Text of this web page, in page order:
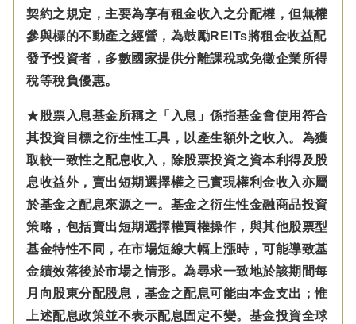
契約之規定，主要為享有租金收入之分配權，但無權
參與標的不動產之經營，為鼓勵REITs將租金收益配
發予投資者，多數國家提供分離課稅或免徵企業所得
稅等稅負優惠。
★股票入息基金所稱之「入息」係指基金會使用符合
其投資目標之衍生性工具，以產生額外之收入。為獲
取較一致性之配息收入，除股票投資之資本利得及股
息收益外，賣出短期選擇權之已實現權利金收入亦屬
於基金之配息來源之一。基金之衍生性金融商品投資
策略，包括賣出短期選擇權買權操作，與其他股票型
基金特性不同，在市場短線大幅上漲時，可能導致基
金績效落後於市場之情形。為尋求一致地於該期間每
月向股東分配股息，基金之配息可能由本金支出；惟
上述配息政策並不表示配息固定不變。基金投資全球